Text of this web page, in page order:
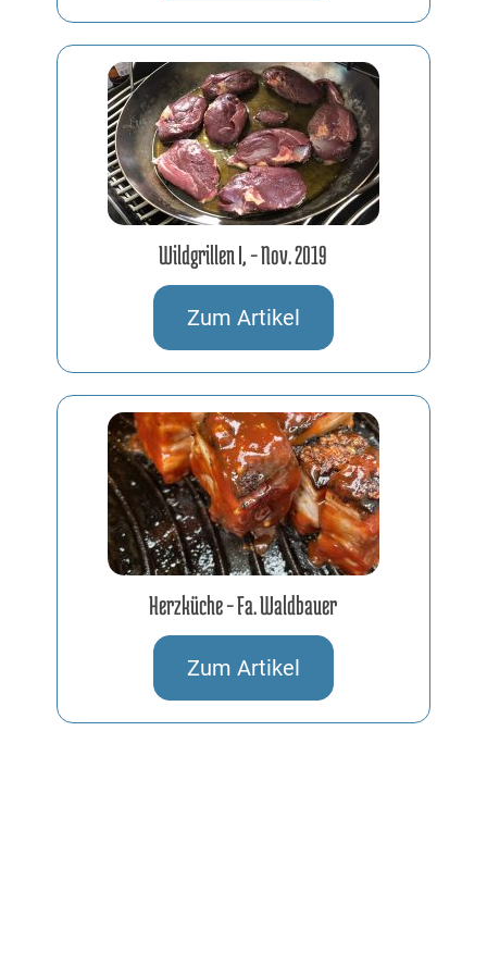
Wildgrillen I, – Nov. 2019
Zum Artikel
Herzküche – Fa. Waldbauer
Zum Artikel